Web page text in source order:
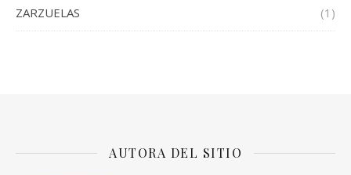
ZARZUELAS (1)
AUTORA DEL SITIO